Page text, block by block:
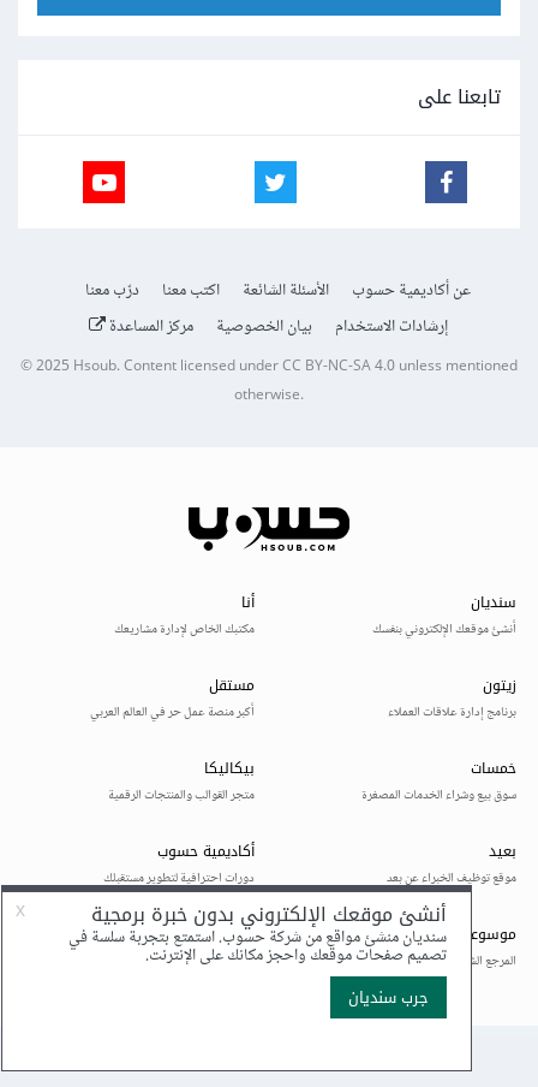
تابعنا على
عن أكاديمية حسوب الأسئلة الشائعة اكتب معنا
درّب معنا
إرشادات الاستخدام
بيان الخصوصية مركز المساعدة
© 2025Hsoub.Content licensed underCC BY-NC-SA 4.0unless mentioned
otherwise.